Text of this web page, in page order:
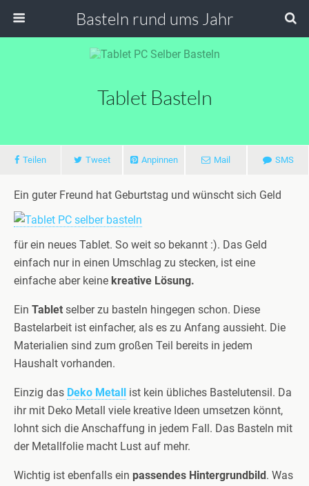
Basteln rund ums Jahr
Tablet Basteln
Teilen Tweet Anpinnen Mail SMS
Ein guter Freund hat Geburtstag und wünscht sich Geld
für ein neues Tablet. So weit so bekannt :). Das Geld
einfach nur in einen Umschlag zu stecken, ist eine
einfache aber keine kreative Lösung.
Ein Tablet selber zu basteln hingegen schon. Diese
Bastelarbeit ist einfacher, als es zu Anfang aussieht. Die
Materialien sind zum großen Teil bereits in jedem
Haushalt vorhanden.
Einzig das Deko Metall ist kein übliches Bastelutensil. Da
ihr mit Deko Metall viele kreative Ideen umsetzen könnt,
lohnt sich die Anschaffung in jedem Fall. Das Basteln mit
der Metallfolie macht Lust auf mehr.
Wichtig ist ebenfalls ein passendes Hintergrundbild. Was